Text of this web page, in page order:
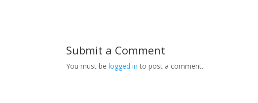
Submit a Comment
You must belogged in to post a comment.